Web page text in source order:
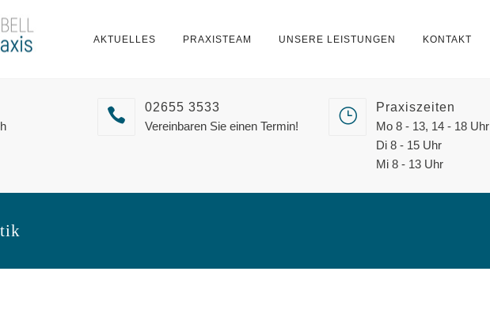
AKTUELLES PRAXISTEAM UNSERE LEISTUNGEN KONTAKT
02655 3533
Vereinbaren Sie einen Termin!
Praxiszeiten
Mo 8 - 13, 14 - 18 Uhr
Di 8 - 15 Uhr
Mi 8 - 13 Uhr